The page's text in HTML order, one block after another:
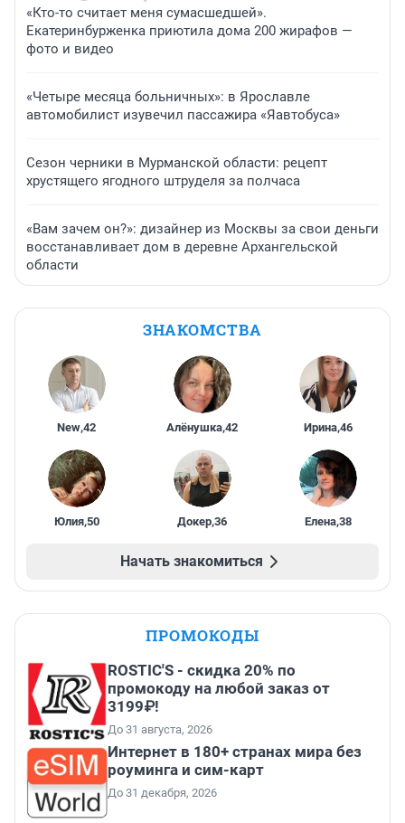
«Кто-то считает меня сумасшедшей».
Екатеринбурженка приютила дома 200 жирафов —
фото и видео
«Четыре месяца больничных»: в Ярославле
автомобилист изувечил пассажира «Яавтобуса»
Сезон черники в Мурманской области: рецепт
хрустящего ягодного штруделя за полчаса
«Вам зачем он?»: дизайнер из Москвы за свои деньги
восстанавливает дом в деревне Архангельской
области
ЗНАКОМСТВА
New,42 Алёнушка,42 Ирина,46
Юлия,50 Докер,36 Елена,38
Начать знакомиться
ПРОМОКОДЫ
ROSTIC'S - скидка 20% по
промокоду на любой заказ от
3199₽!
До 31 августа, 2026
Интернет в 180+ странах мира без
роуминга и сим-карт
До 31 декабря, 2026